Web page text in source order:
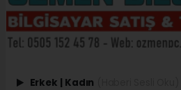
Erkek | Kadın